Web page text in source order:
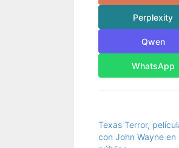
Perplexity
Qwen
WhatsApp
Texas Terror,
con John Wayne en